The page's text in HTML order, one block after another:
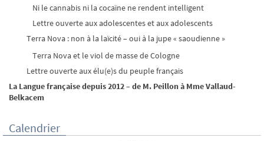
Ni le cannabis ni la cocaïne ne rendent intelligent
Lettre ouverte aux adolescentes et aux adolescents
Terra Nova : non à la laïcité – oui à la jupe « saoudienne »
Terra Nova et le viol de masse de Cologne
Lettre ouverte aux élu(e)s du peuple français
La Langue française depuis 2012 – de M. Peillon à Mme Vallaud-
Belkacem
Calendrier